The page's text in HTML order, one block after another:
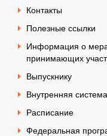
Контакты
Полезные ссылки
Информация о
принимающих
Выпускнику
Внутренняя
Расписание
Федеральная